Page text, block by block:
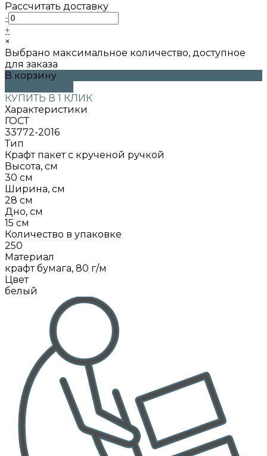
Рассчитать доставку
-
+
×
Выбрано максимальное количество, доступное
для заказа
В корзину
КУПИТЬ В 1 КЛИК
Характеристики
ГОСТ
33772-2016
Тип
Крафт пакет с крученой ручкой
Высота, см
30 см
Ширина, см
28 см
Дно, см
15 см
Количество в упаковке
250
Материал
крафт бумага, 80 г/м
Цвет
белый